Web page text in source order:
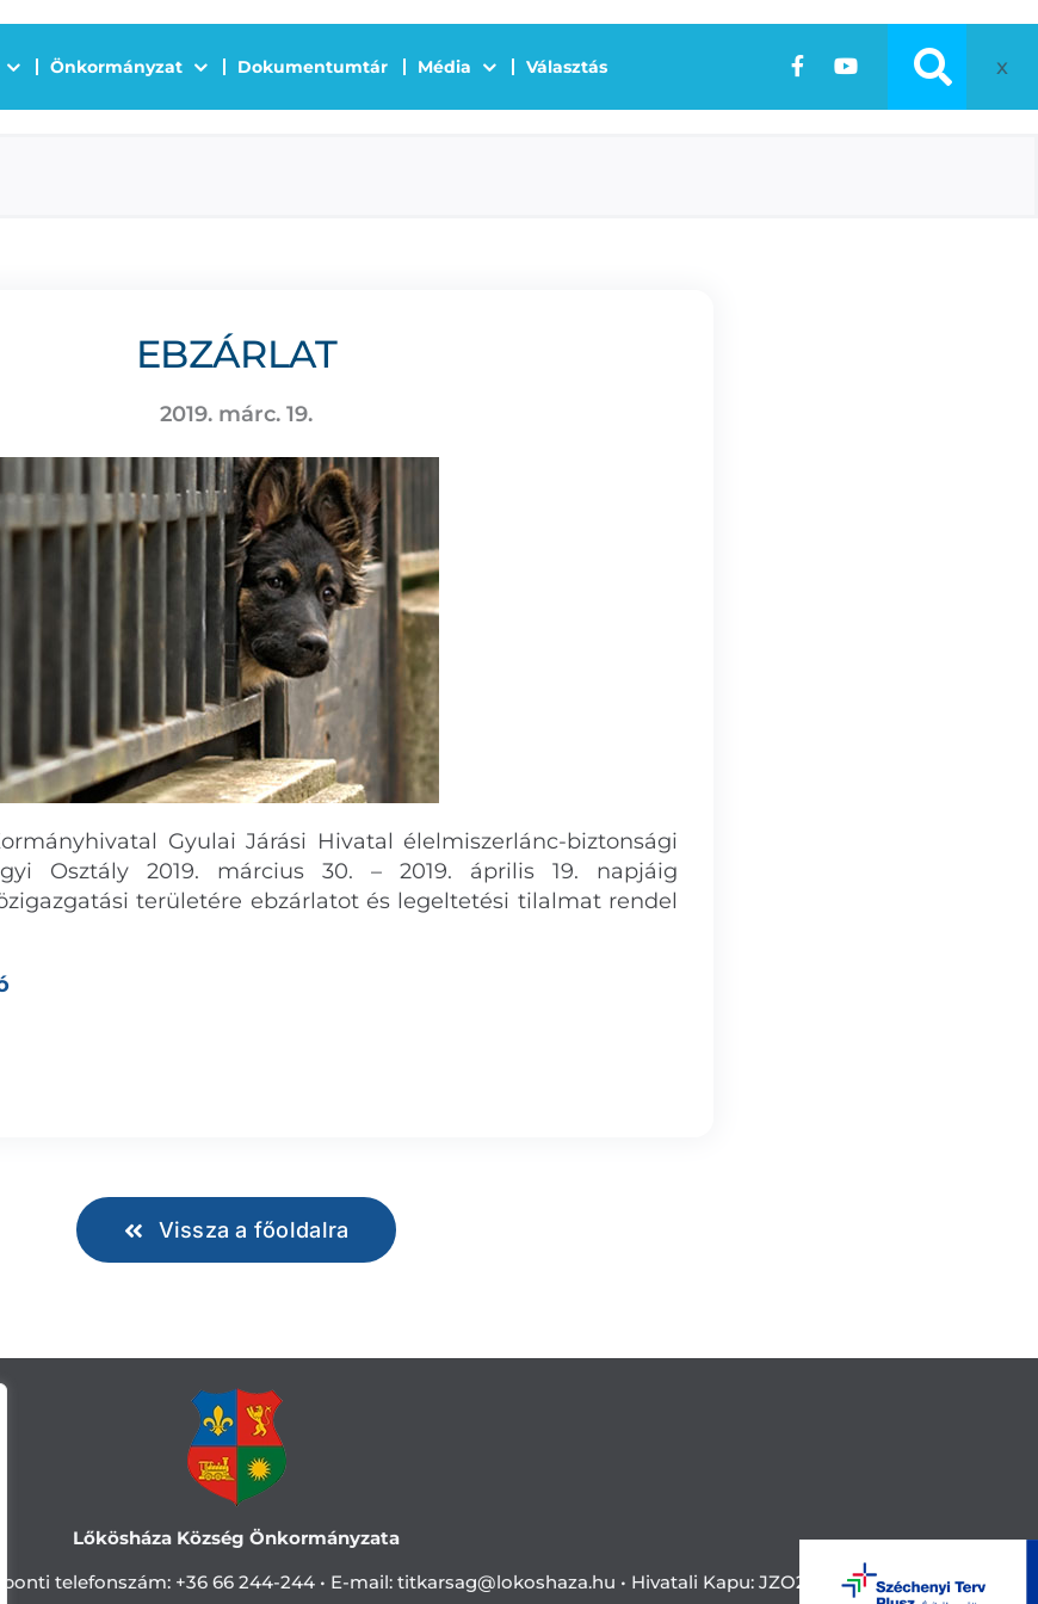
Önkormányzat Dokumentumtár Média Választás x
EBZÁRLAT
2019. márc. 19.
Gyulai Járási Hivatal élelmiszerlánc-biztonsági
Osztály 2019. március 30. – 2019. április 19. napjáig
területére ebzárlatot és legeltetési tilalmat rendel
Vissza a főoldalra
Lőkösháza Község Önkormányzata
telefonszám: +36 66 244-244 • E-mail: titkarsag@lokoshaza.hu • Hivatali Kapu: JZO28